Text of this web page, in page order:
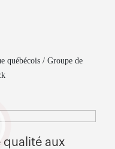
québécois / Groupe de
qualité aux